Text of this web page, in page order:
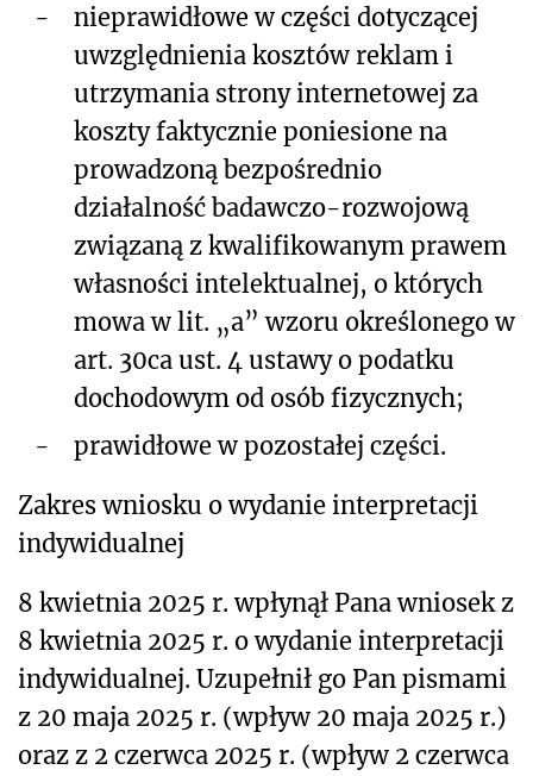
-
nieprawidłowe w części dotyczącej
uwzględnienia kosztów reklam i
utrzymania strony internetowej za
koszty faktycznie poniesione na
prowadzoną bezpośrednio
działalność badawczo-rozwojową
związaną z kwalifikowanym prawem
własności intelektualnej, o których
mowa w lit. „a” wzoru określonego w
art. 30ca ust. 4 ustawy o podatku
dochodowym od osób fizycznych;
-
prawidłowe w pozostałej części.
Zakres wniosku o wydanie interpretacji
indywidualnej
8 kwietnia 2025 r. wpłynął Pana wniosek z
8 kwietnia 2025 r. o wydanie interpretacji
indywidualnej. Uzupełnił go Pan pismami
z 20 maja 2025 r. (wpływ 20 maja 2025 r.)
oraz z 2 czerwca 2025 r. (wpływ 2 czerwca